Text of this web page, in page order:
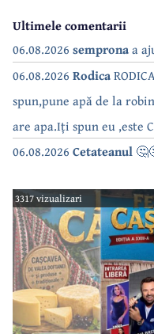
Ultimele comentarii
06.08.2026 sempronaa
06.08.2026 Rodica
spun,pune apă de la
are apa.Iți spun eu ,este
06.08.2026 Cetateanul
3317 vizualizari